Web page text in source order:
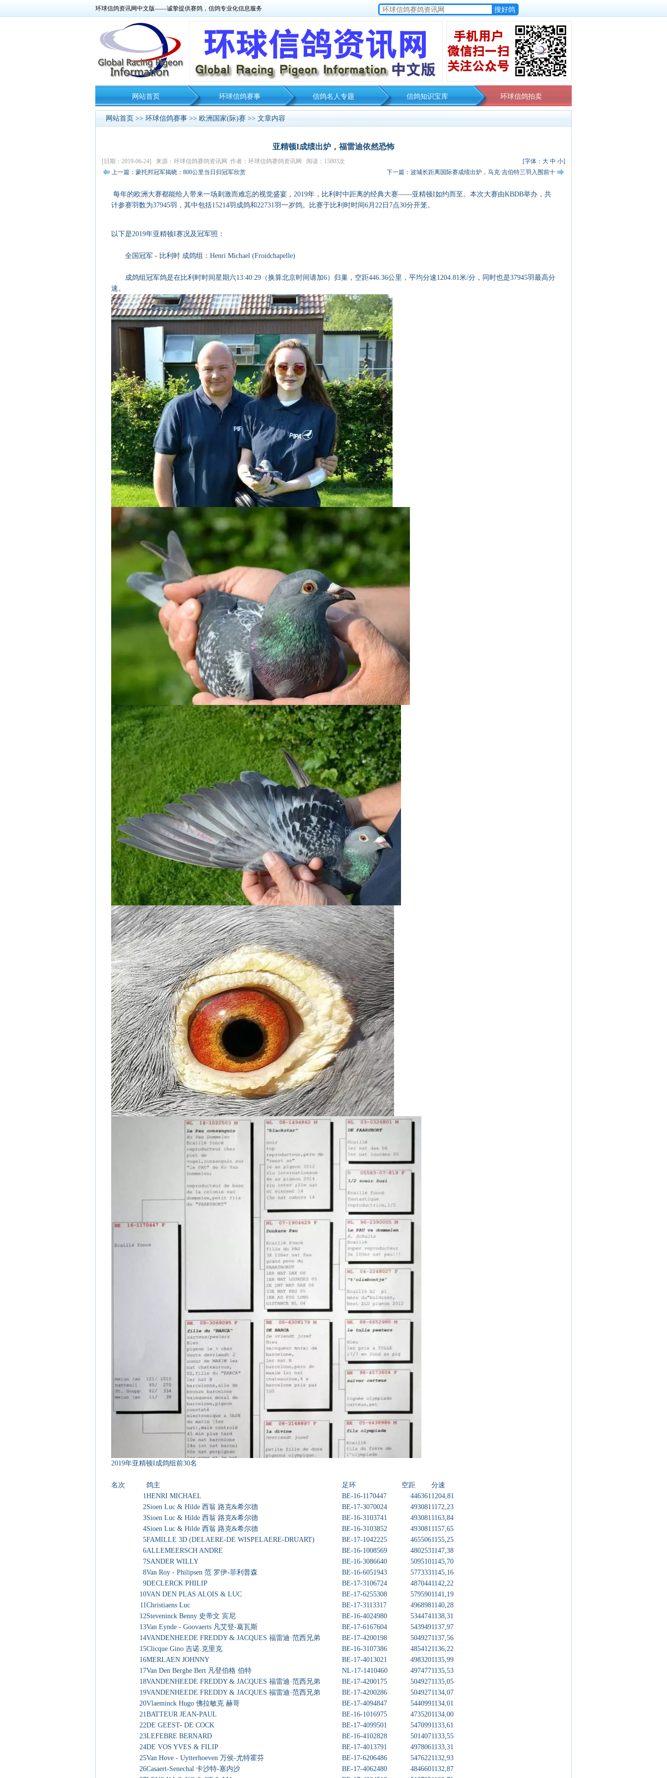
环球信鸽资讯网中文版——诚挚提供赛鸽，信鸽专业化信息服务
网站首页 环球信鸽赛事 信鸽名人专题 信鸽知识宝库 环球信鸽拍卖
网站首页 >> 环球信鸽赛事 >> 欧洲国家(际)赛 >> 文章内容
亚精顿I成绩出炉，福雷迪依然恐怖
[日期：2019-06-24] 来源：环球信鸽赛鸽资讯网 作者：环球信鸽赛鸽资讯网 阅读：15803次 [字体： 大 中 小]
上一篇：蒙托邦冠军揭晓：800公里当日归冠军欣赏
下一篇：波城长距离国际赛成绩出炉，马克·吉伯特三羽入围前十
每年的欧洲大赛都能给人带来一场刺激而难忘的视觉盛宴，2019年，比利时中距离的经典大赛——亚精顿I如约而至。本次大赛由KBDB举办，共
计参赛羽数为37945羽，其中包括15214羽成鸽和22731羽一岁鸽。比赛于比利时时间6月22日7点30分开笼。
以下是2019年亚精顿I赛况及冠军照：
全国冠军 - 比利时 成鸽组：Henri Michael (Froidchapelle)
成鸽组冠军鸽是在比利时时间星期六13:40:29（换算北京时间请加6）归巢，空距446.36公里，平均分速1204.81米/分，同时也是37945羽最高分
速。
2019年亚精顿I成鸽组前30名
名次 鸽主 足环 空距
分速
1HENRI MICHAEL BE-16-1170447 4463611204,81
2Sioen Luc & Hilde 西翁 路克&希尔德 BE-17-3070024 4930811172,23
3Sioen Luc & Hilde 西翁 路克&希尔德 BE-16-3103741 4930811163,84
4Sioen Luc & Hilde 西翁 路克&希尔德 BE-16-3103852 4930811157,65
5FAMILLE 3D (DELAERE-DE WISPELAERE-DRUART) BE-17-1042225 4655061155,25
6ALLEMEERSCH ANDRE BE-16-1008569 4802531147,38
7SANDER WILLY BE-16-3086640 5095101145,70
8Van Roy - Philipsen 范 罗伊-菲利普森 BE-16-6051943 5773331145,16
9DECLERCK PHILIP BE-17-3106724 4870441142,22
10VAN DEN PLAS ALOIS & LUC BE-17-6255308 5795901141,19
11Christiaens Luc BE-17-3113317 4968981140,28
12Steveninck Benny 史帝文 宾尼 BE-16-4024980 5344741138,31
13Van Eynde - Goovaerts 凡艾登-葛瓦斯 BE-17-6167604 5439491137,97
14VANDENHEEDE FREDDY & JACQUES 福雷迪·范西兄弟 BE-17-4200198 5049271137,56
15Clicque Gino 吉诺.克里克 BE-16-3107386 4854121136,22
16MERLAEN JOHNNY BE-17-4013021 4983201135,99
17Van Den Berghe Bert 凡登伯格 伯特 NL-17-1410460 4974771135,53
18VANDENHEEDE FREDDY & JACQUES 福雷迪·范西兄弟 BE-17-4200175 5049271135,05
19VANDENHEEDE FREDDY & JACQUES 福雷迪·范西兄弟 BE-17-4200286 5049271134,07
20Vlaeminck Hugo 佛拉敏克 赫哥 BE-17-4094847 5440991134,01
21BATTEUR JEAN-PAUL BE-16-1016975 4735201134,00
22DE GEEST- DE COCK BE-17-4099501 5470991133,61
23LEFEBRE BERNARD BE-16-4102828 5014071133,55
24DE VOS YVES & FILIP BE-17-4013791 4978061133,31
25Van Hove - Uytterhoeven 万侯-尤特霍芬 BE-17-6206486 5476221132,93
26Casaert-Senechal 卡沙特-塞内沙 BE-17-4062480 4846601132,87